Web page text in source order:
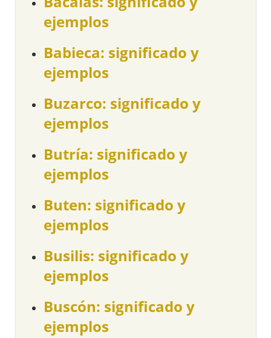
ejemplos
Babieca: significado y
ejemplos
Buzarco: significado y
ejemplos
Butría: significado y
ejemplos
Buten: significado y
ejemplos
Busilis: significado y
ejemplos
Buscón: significado y
ejemplos